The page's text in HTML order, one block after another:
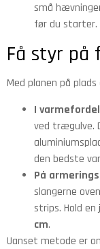
små
før du starter.
Få styr på
Med planen på
I
ved trægulve.
den bedste
På
slangerne
strips. Hold
cm.
Uanset metode er